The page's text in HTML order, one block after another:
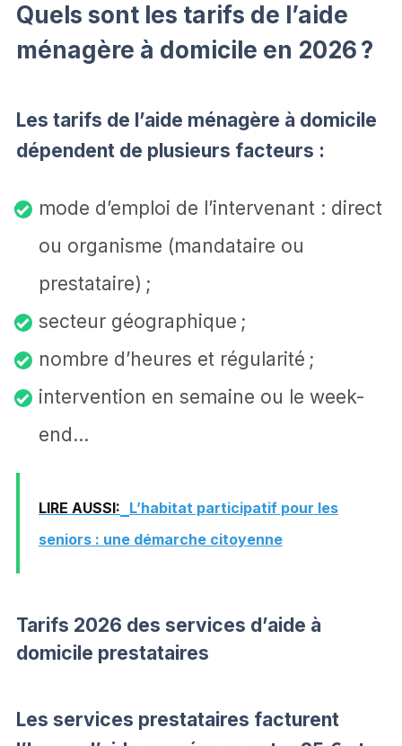
Quels sont les tarifs de l’aide
ménagère à domicile en 2026 ?
Les tarifs de l’aide ménagère à domicile
dépendent de plusieurs facteurs :
mode d’emploi de l’intervenant : direct
ou organisme (mandataire ou
prestataire) ;
secteur géographique ;
nombre d’heures et régularité ;
intervention en semaine ou le week-
end…
LIRE AUSSI: L’habitat participatif pour les
seniors : une démarche citoyenne
Tarifs 2026 des services d’aide à
domicile prestataires
Les services prestataires facturent